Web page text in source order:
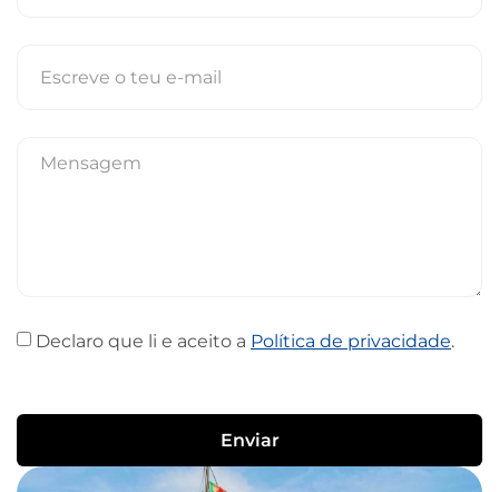
Declaro que li e aceito a Política de privacidade.
Enviar